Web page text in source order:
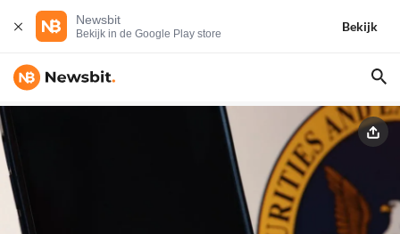
Newsbit
Bekijk in de Google Play store
Bekijk